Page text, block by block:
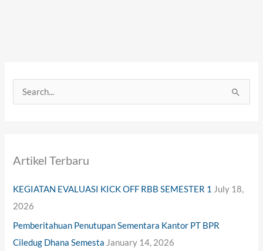
c
r
:
Artikel Terbaru
KEGIATAN EVALUASI KICK OFF RBB SEMESTER 1 July 18,
2026
Pemberitahuan Penutupan Sementara Kantor PT BPR
Ciledug Dhana Semesta January 14, 2026